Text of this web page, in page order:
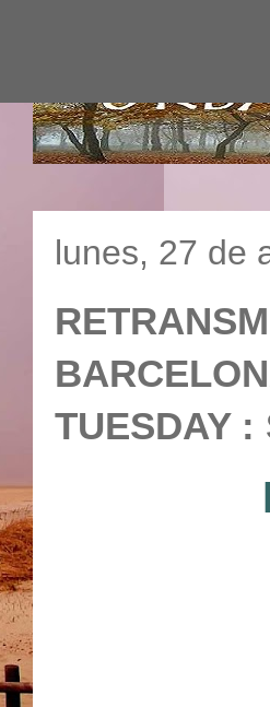
lunes, 27 de
TUESDAY :